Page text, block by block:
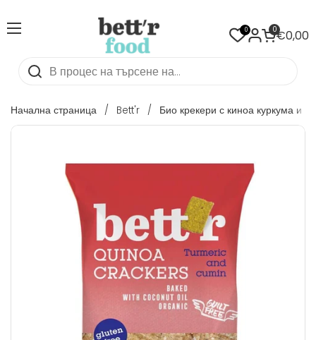
Отваряне на меню
0
Преглед на количката
0€0,00
Начална страница / Bett'r / Био крекери с киноа куркума и